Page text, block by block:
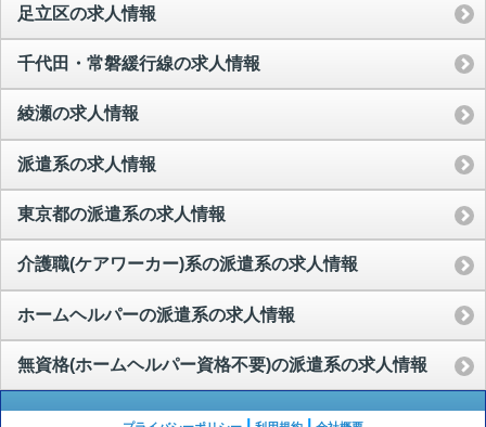
足立区の求人情報
千代田・常磐緩行線の求人情報
綾瀬の求人情報
派遣系の求人情報
東京都の派遣系の求人情報
介護職(ケアワーカー)系の派遣系の求人情報
ホームヘルパーの派遣系の求人情報
無資格(ホームヘルパー資格不要)の派遣系の求人情報